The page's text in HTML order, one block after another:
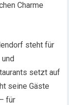
Charme
steht für
setzt auf
seine Gäste
für